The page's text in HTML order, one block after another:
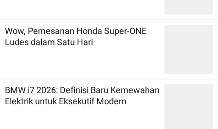
Wow, Pemesanan Honda Super-ONE
Ludes dalam Satu Hari
BMW i7 2026: Definisi Baru Kemewahan
Elektrik untuk Eksekutif Modern